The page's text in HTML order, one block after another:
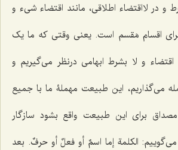
و در لااقتضاء اطلاقی، مانند اقتضاء شیء و
اقسام مَقسم است. یعنی وقتی که ما یک
اقتضاء و لا بشرط ابهامی درنظر می‌گیریم و
می‌گذاریم، این طبیعت مهملۀ ما با جمیع
برای این طبیعت واقع بشود سازگار
الکلمة إما اسمٌ أو فعلٌ أو حرفٌ. بعد